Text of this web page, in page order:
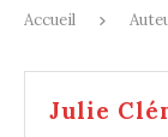
Accueil
Julie